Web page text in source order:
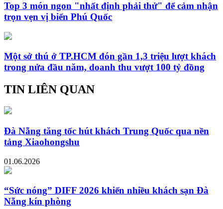
Top 3 món ngon "nhất định phải thử" để cảm nhận
trọn vẹn vị biển Phú Quốc
Một sở thú ở TP.HCM đón gần 1,3 triệu lượt khách
trong nửa đầu năm, doanh thu vượt 100 tỷ đồng
TIN LIÊN QUAN
Đà Nẵng tăng tốc hút khách Trung Quốc qua nền
tảng Xiaohongshu
01.06.2026
“Sức nóng” DIFF 2026 khiến nhiều khách sạn Đà
Nẵng kín phòng